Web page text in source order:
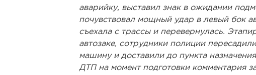
аварийку, выставил знак в ожидании
почувствовал мощный удар в левый бок
съехала с трассы и перевернулась.
автозаке, сотрудники полиции
машину и доставили до пункта
ДТП на момент подготовки комментария